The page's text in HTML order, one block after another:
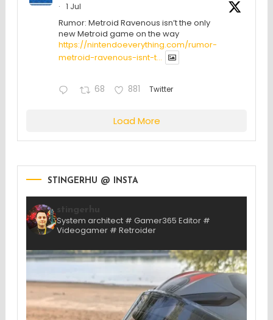
·
1 Jul
Rumor: Metroid Ravenous isn’t the only
new Metroid game on the way
https://nintendoeverything.com/rumor-
metroid-ravenous-isnt-t...
68 881 Twitter
Load More
STINGERHU @ INSTA
System architect # Gamer365 Editor #
Videogamer # Retroider